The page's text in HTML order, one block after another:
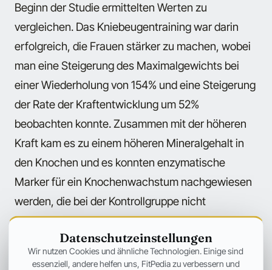
Beginn der Studie ermittelten Werten zu
vergleichen. Das Kniebeugentraining war darin
erfolgreich, die Frauen stärker zu machen, wobei
man eine Steigerung des Maximalgewichts bei
einer Wiederholung von 154% und eine Steigerung
der Rate der Kraftentwicklung um 52%
beobachten konnte. Zusammen mit der höheren
Kraft kam es zu einem höheren Mineralgehalt in
den Knochen und es konnten enzymatische
Marker für ein Knochenwachstum nachgewiesen
werden, die bei der Kontrollgruppe nicht
vorhanden waren. Auch wenn die
Knochenmineralstoffdichte keine signifikante
Verbesserung zeigte, gab es doch eine
Datenschutzeinstellungen
Wir nutzen Cookies und ähnliche Technologien. Einige sind
essenziell, andere helfen uns, FitPedia zu verbessern und